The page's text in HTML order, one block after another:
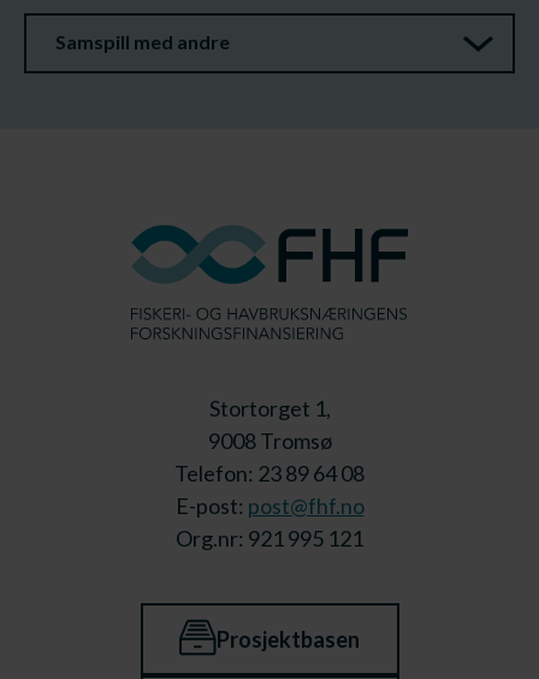
Samspill med andre
Stortorget 1,
9008 Tromsø
Telefon: 23 89 64 08
E-post: post@fhf.no
Org.nr: 921 995 121
Prosjektbasen